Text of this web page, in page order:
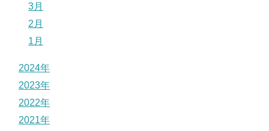
3月
2月
1月
2024年
2023年
2022年
2021年